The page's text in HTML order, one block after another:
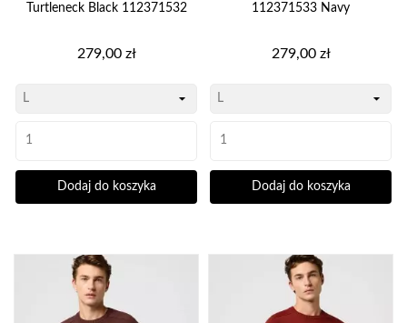
Turtleneck Black 112371532
Cena
279,00 zł
Dodaj do koszyka
112371533 Navy
Cena
279,00 zł
Dodaj do koszyka